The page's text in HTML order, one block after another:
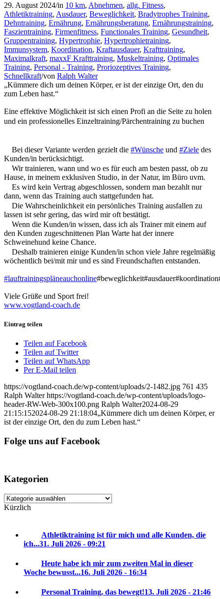
29. August 2024/in 10 km, Abnehmen, allg. Fitness,
Athletiktraining, Ausdauer, Beweglichkeit, Bradytrophes Training,
Dehntraining, Ernährung, Ernährungsberatung, Ernährungstraining,
Faszientraining, Firmenfitness, Functionales Training, Gesundheit,
Gruppentraining, Hypertrophie, Hypertrophietraining,
Immunsystem, Koordination, Kraftausdauer, Krafttraining,
Maximalkraft, maxxF Krafttraining, Muskeltraining, Optimales
Training, Personal - Training, Proriozeptives Training,
Schnellkraft/von Ralph Walter
„Kümmere dich um deinen Körper, er ist der einzige Ort, den du
zum Leben hast.“
Eine effektive Möglichkeit ist sich einen Profi an die Seite zu holen
und ein professionelles Einzeltraining/Pärchentraining zu buchen
Bei dieser Variante werden gezielt die #Wünsche und #Ziele des
Kunden/in berücksichtigt.
Wir trainieren, wann und wo es für euch am besten passt, ob zu
Hause, in meinem exklusiven Studio, in der Natur, im Büro uvm.
Es wird kein Vertrag abgeschlossen, sondern man bezahlt nur
dann, wenn das Training auch stattgefunden hat.
Die Wahrscheinlichkeit ein persönliches Training ausfallen zu
lassen ist sehr gering, das wird mir oft bestätigt.
Wenn die Kunden/in wissen, dass ich als Trainer mit einem auf
den Kunden zugeschnittenen Plan Warte hat der innere
Schweinehund keine Chance.
Deshalb trainieren einige Kunden/in schon viele Jahre regelmäßig
wöchentlich bei/mit mir und es sind Freundschaften entstanden.
#lauftrainingspläneauchonline
Viele Grüße und Sport frei!
www.vogtland-coach.de
Eintrag teilen
Teilen auf Facebook
Teilen auf Twitter
Teilen auf WhatsApp
Per E-Mail teilen
https://vogtland-coach.de/wp-content/uploads/2-1482.jpg 761 435
Ralph Walter https://vogtland-coach.de/wp-content/uploads/logo-
header-RW-Web-300x100.png Ralph Walter2024-08-29
21:15:152024-08-29 21:18:04„Kümmere dich um deinen Körper, er
ist der einzige Ort, den du zum Leben hast.“
Folge uns auf Facebook
Kategorien
Kategorien
Kürzlich
Athletiktraining ist für mich und alle Kunden, die
ich...31. Juli 2026 - 09:21
Heute habe ich mir zum zweiten Mal in dieser
Woche bewusst...16. Juli 2026 - 16:34
Personal Training, das bewegt!13. Juli 2026 - 21:46